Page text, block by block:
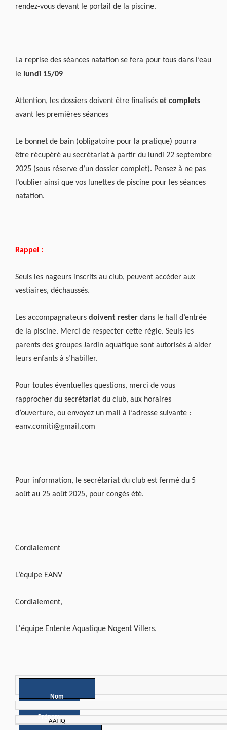
rendez-vous devant le portail de la piscine.
La reprise des séances natation se fera pour tous dans l’eau
le lundi 15/09
Attention, les dossiers doivent être finalisés et complets
avant les premières séances
Le bonnet de bain (obligatoire pour la pratique) pourra
être récupéré au secrétariat à partir du lundi 22 septembre
2025 (sous réserve d’un dossier complet). Pensez à ne pas
l’oublier ainsi que vos lunettes de piscine pour les séances
natation.
Rappel :
Seuls les nageurs inscrits au club, peuvent accéder aux
vestiaires, déchaussés.
Les accompagnateurs doivent rester dans le hall d’entrée
de la piscine. Merci de respecter cette règle. Seuls les
parents des groupes Jardin aquatique sont autorisés à aider
leurs enfants à s’habiller.
Pour toutes éventuelles questions, merci de vous
rapprocher du secrétariat du club, aux horaires
d’ouverture, ou envoyez un mail à l’adresse suivante :
eanv.comiti@gmail.com
Pour information, le secrétariat du club est fermé du 5
août au 25 août 2025, pour congés été.
Cordialement
L’équipe EANV
Cordialement,
L'équipe Entente Aquatique Nogent Villers.
Nom
Prénom
AATIQ